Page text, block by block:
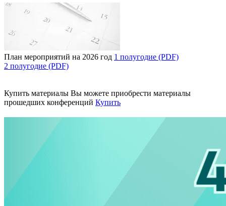
План мероприятий на 2026 год 1 полугодие (PDF)
2 полугодие (PDF)
Купить материалы Вы можете приобрести материалы
прошедших конференций Купить